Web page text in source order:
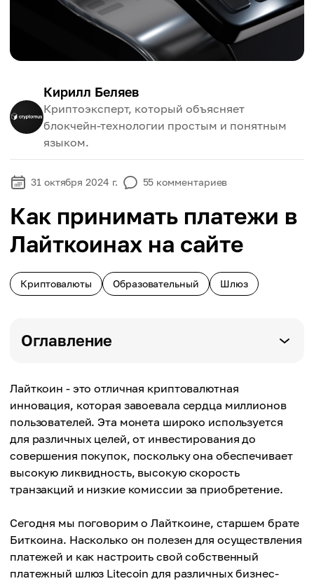
Кирилл Беляев
Криптоэксперт, который объясняет
блокчейн-технологии простым и понятным
языком.
31 октября 2024 г. 55 комментариев
Как принимать платежи в
Лайткоинах на сайте
Криптовалюты Образовательный Шлюз
Оглавление
Лайткоин - это отличная криптовалютная
инновация, которая завоевала сердца миллионов
пользователей. Эта монета широко используется
для различных целей, от инвестирования до
совершения покупок, поскольку она обеспечивает
высокую ликвидность, высокую скорость
транзакций и низкие комиссии за приобретение.
Сегодня мы поговорим о Лайткоине, старшем брате
Биткоина. Насколько он полезен для осуществления
платежей и как настроить свой собственный
платежный шлюз Litecoin для различных бизнес-